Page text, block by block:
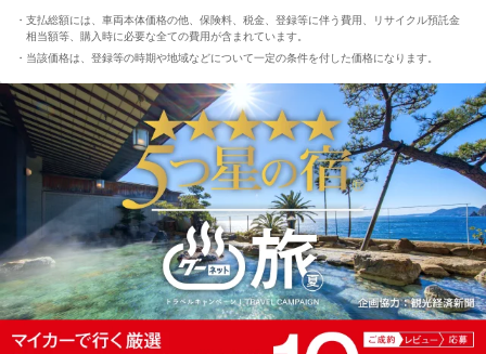
支払総額には、車両本体価格の他、保険料、税金、登録等に伴う費用、リサイクル預託金
相当額等、購入時に必要な全ての費用が含まれています。
当該価格は、登録等の時期や地域などについて一定の条件を付した価格になります。